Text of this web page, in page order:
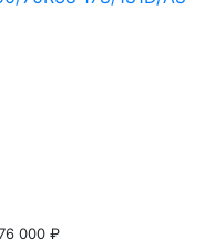
000 ₽